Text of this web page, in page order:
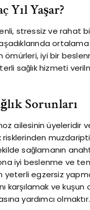
Yıl Yaşar?
stressiz ve rahat
ömürleri, iyi bir
sağlık hizmeti
Sorunları
ailesinin üyeleridir
risklerinden
sağlamanın
iyi beslenme ve
yeterli egzersiz
karşılamak ve
yardımcı olmaktır.